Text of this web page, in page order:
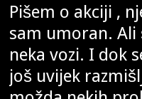
Pišem o akciji ,
sam umoran. Ali
neka vozi. I dok
još uvijek